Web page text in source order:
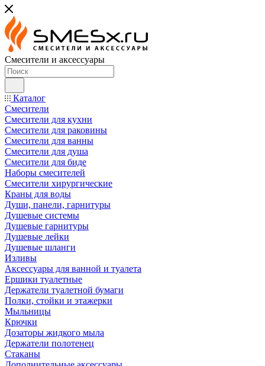
Смесители и аксессуары
Каталог
Смесители
Смесители для кухни
Смесители для раковины
Смесители для ванны
Смесители для душа
Смесители для биде
Наборы смесителей
Смесители хирургические
Краны для воды
Души, панели, гарнитуры
Душевые системы
Душевые гарнитуры
Душевые лейки
Душевые шланги
Изливы
Аксессуары для ванной и туалета
Ершики туалетные
Держатели туалетной бумаги
Полки, стойки и этажерки
Мыльницы
Крючки
Дозаторы жидкого мыла
Держатели полотенец
Стаканы